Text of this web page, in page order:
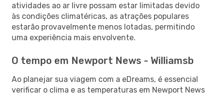
atividades ao ar livre possam estar limitadas devido
às condições climatéricas, as atrações populares
estarão provavelmente menos lotadas, permitindo
uma experiência mais envolvente.
O tempo em Newport News - Williamsb
Ao planejar sua viagem com a eDreams, é essencial
verificar o clima e as temperaturas em Newport News